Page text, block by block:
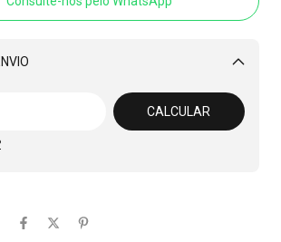
Alterar CEP
CALCULAR